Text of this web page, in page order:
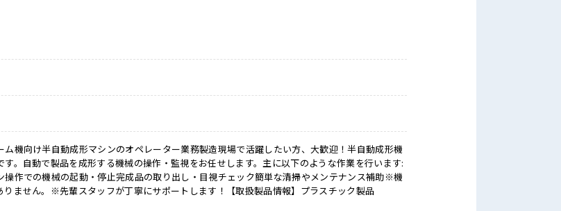
ム機向け半自動成形マシンのオペレーター業務製造現場で活躍したい方、大歓迎！半自動成形機
。自動で製品を成形する機械の操作・監視をお任せします。主に以下のような作業を行います:
操作での機械の起動・停止完成品の取り出し・目視チェック簡単な清掃やメンテナンス補助※機
りません。※先輩スタッフが丁寧にサポートします！【取扱製品情報】プラスチック製品